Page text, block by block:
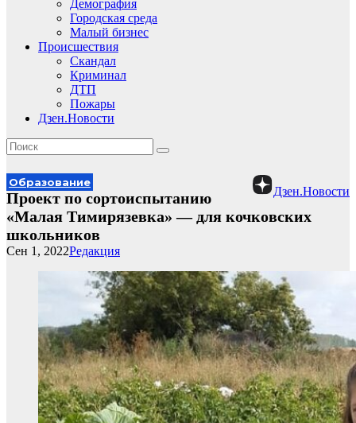
Демография
Городская среда
Малый бизнес
Происшествия
Скандал
Криминал
ДТП
Пожары
Дзен.Новости
Дзен.Новости
Образование
Проект по сортоиспытанию
«Малая Тимирязевка» — для кочковских
школьников
Редакция
Сен 1, 2022